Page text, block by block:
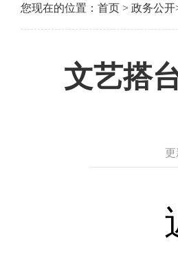
您现在的位置： 首页 > 政务公开
文艺搭
近